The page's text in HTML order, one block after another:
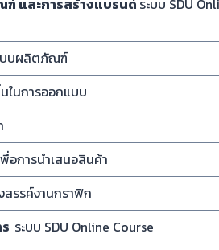
และการสร้างแบรนด์ระบบ SDU
บบผลิตภัณฑ์
นการออกแบบ
พื่อการนำเสนอสินค้า
สรรค์งานกราฟิก
ระบบ SDU Online Course